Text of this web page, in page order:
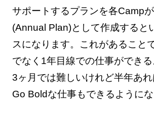
サポートするプランを各Camp
(Annual Plan)として作成すると
スになります。これがあること
でなく1年目線での仕事ができる
3ヶ月では難しいけれど半年あ
Go Boldな仕事もできるようにな